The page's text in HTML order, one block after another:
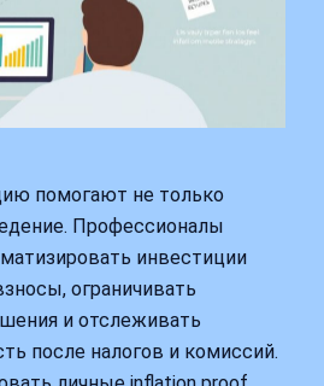
помогают не только
Профессионалы
инвестиции
ограничивать
и отслеживать
после налогов и комиссий.